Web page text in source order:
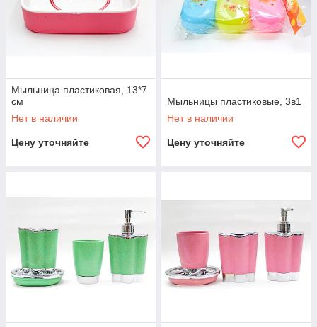
Мыльница пластиковая, 13*7
см
Нет в наличии
Цену уточняйте
Мыльницы пластиковые, 3в1
Нет в наличии
Цену уточняйте